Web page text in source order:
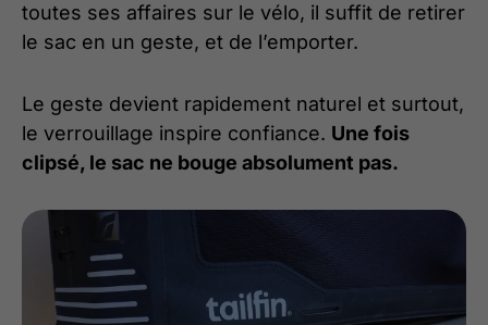
toutes ses affaires sur le vélo, il suffit de retirer
le sac en un geste, et de l’emporter.
Le geste devient rapidement naturel et surtout,
le verrouillage inspire confiance. Une fois
clipsé, le sac ne bouge absolument pas.